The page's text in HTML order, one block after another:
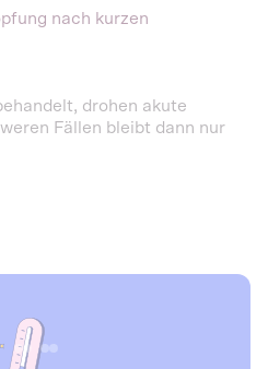
nach kurzen
drohen akute
Fällen bleibt dann nur